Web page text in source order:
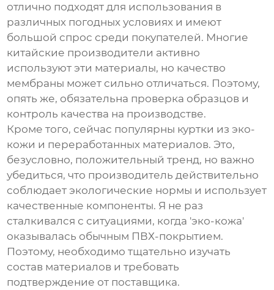
отлично подходят для использования в
различных погодных условиях и имеют
большой спрос среди покупателей. Многие
китайские производители активно
используют эти материалы, но качество
мембраны может сильно отличаться. Поэтому,
опять же, обязательна проверка образцов и
контроль качества на производстве.
Кроме того, сейчас популярны куртки из эко-
кожи и переработанных материалов. Это,
безусловно, положительный тренд, но важно
убедиться, что производитель действительно
соблюдает экологические нормы и использует
качественные компоненты. Я не раз
сталкивался с ситуациями, когда 'эко-кожа'
оказывалась обычным ПВХ-покрытием.
Поэтому, необходимо тщательно изучать
состав материалов и требовать
подтверждение от поставщика.